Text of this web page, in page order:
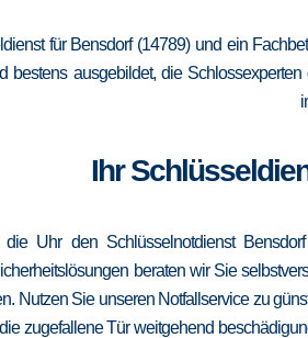
für Bensdorf (14789) und ein
bestens ausgebildet, die
Ihr
Uhr den Schlüsselnotdienst
beraten wir Sie
Nutzen Sie unseren Notfallservice zu
zugefallene Tür weitgehend